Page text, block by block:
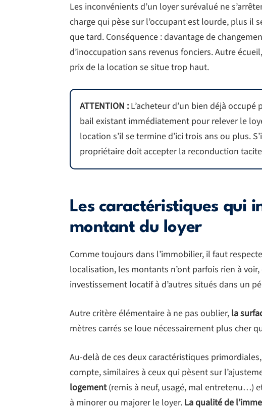
Les inconvénients d’un loyer surévalué ne
charge qui pèse sur l’occupant est lourde, plus
que tard. Conséquence : davantage de
d’inoccupation sans revenus fonciers. Autre
prix de la location se situe trop haut.
ATTENTION : L’acheteur d’un bien déjà
bail existant immédiatement pour relever le
location s’il se termine d’ici trois ans ou plus.
propriétaire doit accepter la reconduction
Les caractéristiques qui
montant du loyer
Comme toujours dans l’immobilier, il faut
localisation, les montants n’ont parfois rien à
investissement locatif à d’autres situés dans un
Autre critère élémentaire à ne pas oublier, la
mètres carrés se loue nécessairement plus cher
Au-delà de ces deux caractéristiques
compte, similaires à ceux qui pèsent sur
logement(remis à neuf, usagé, mal entretenu…)
à minorer ou majorer le loyer. La qualité de